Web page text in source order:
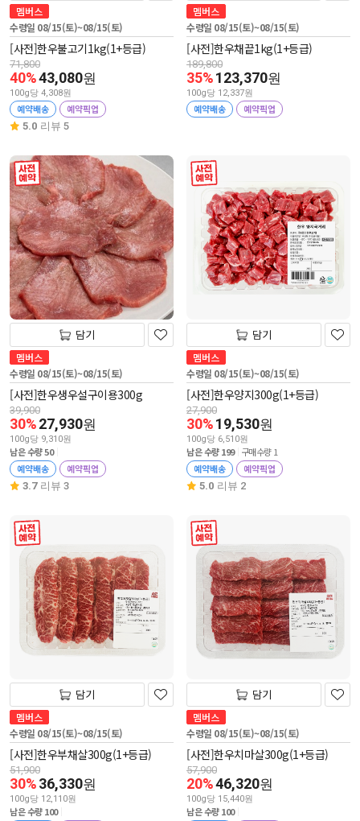
멤버스
수령일 08/15(토)~08/15(토)
[사전]한우불고기1kg(1+등급)
71,800
40%43,080원
100g당 4,308원
예약배송 예약픽업
5.0 리뷰 5
멤버스
수령일 08/15(토)~08/15(토)
[사전]한우채끝1kg(1+등급)
189,800
35%123,370원
100g당 12,337원
예약배송 예약픽업
사전 예약
담기
멤버스
수령일 08/15(토)~08/15(토)
[사전]한우생우설구이용300g
39,900
30%27,930원
100g당 9,310원
남은 수량 50
예약배송
예약픽업
3.7 리뷰 3
담기
멤버스
수령일 08/15(토)~08/15(토)
[사전]한우양지300g(1+등급)
27,900
30%19,530원
100g당 6,510원
남은 수량 199 구매수량 1
예약배송
예약픽업
5.0 리뷰 2
담기
멤버스
수령일 08/15(토)~08/15(토)
[사전]한우부채살300g(1+등급)
51,900
30%36,330원
100g당 12,110원
남은 수량 100
담기
멤버스
수령일 08/15(토)~08/15(토)
[사전]한우치마살300g(1+등급)
57,900
20%46,320원
100g당 15,440원
남은 수량 100